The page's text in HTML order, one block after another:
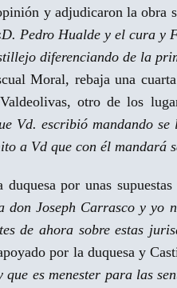
y adjudicaron la
D. Pedro Hualde y el cura y
diferenciando de la
Moral, rebaja una
otro de los
Vd. escribió mandando
a Vd que con él mandará
por unas
don Joseph Carrasco y
de ahora sobre estas
por la duquesa y
es menester para las